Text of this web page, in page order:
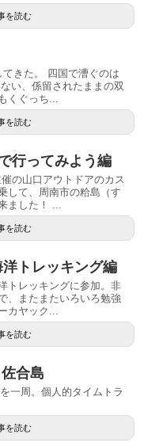
を読む
きた。 四国で漕ぐのは
い、係留されたままの双
くぐっち...
を読む
行ってみよう編
の山口アウトドアのカス
して、周南市の粭島（す
ました！ ...
を読む
トレッキング編
トレッキングに参加。非
、またまたいろいろ勉強
カヤック...
を読む
合島
一周。個人的タイムトラ
を読む